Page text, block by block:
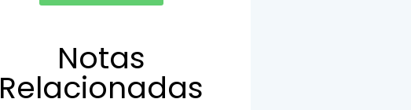
Notas
Relacionadas